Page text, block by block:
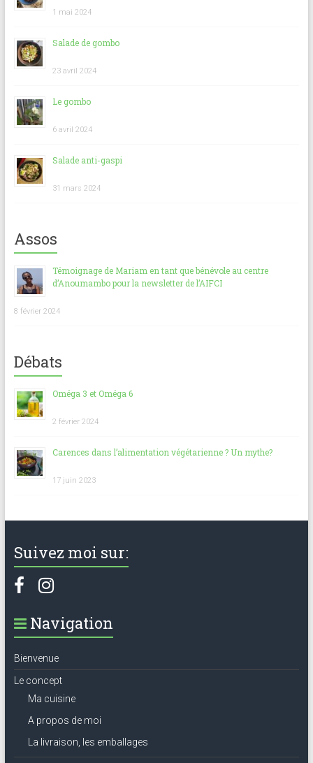
1 mai 2024
Salade de gombo
23 avril 2024
Le gombo
6 avril 2024
Salade anti-gaspi
31 mars 2024
Assos
Témoignage de Mariam en tant que bénévole au centre
d’Anoumambo pour la newsletter de l’AIFCI
8 février 2024
Débats
Oméga 3 et Oméga 6
2 février 2024
Carences dans l’alimentation végétarienne ? Un mythe?
17 juin 2023
Suivez moi sur:
Navigation
Bienvenue
Le concept
Ma cuisine
A propos de moi
La livraison, les emballages